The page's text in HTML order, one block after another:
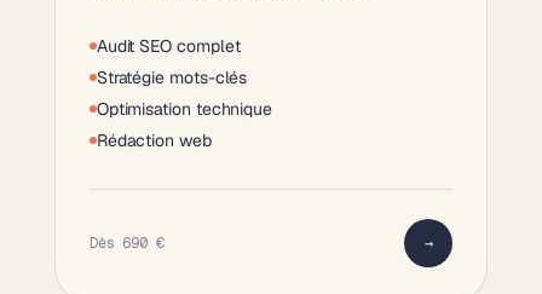
Audit SEO complet
Stratégie mots-clés
Optimisation technique
Rédaction web
Dès 690 € →